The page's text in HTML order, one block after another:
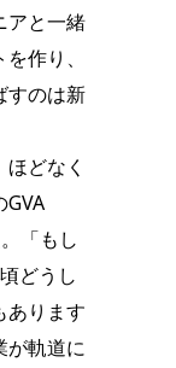
アと一緒
作り、
すのは新
どなく
「もし
どうし
あります
が軌道に